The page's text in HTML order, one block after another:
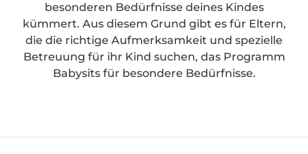
besonderen Bedürfnisse deines Kindes
kümmert. Aus diesem Grund gibt es für Eltern,
die die richtige Aufmerksamkeit und spezielle
Betreuung für ihr Kind suchen, das Programm
Babysits für besondere Bedürfnisse.